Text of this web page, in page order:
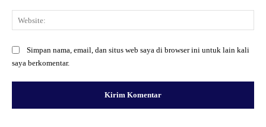
Simpan nama, email, dan situs web saya di browser ini untuk lain kali
saya berkomentar.